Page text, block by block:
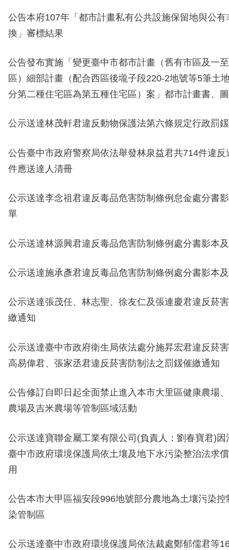
公告本府107年「都市計畫私有公共設施保留地與公有
換」審標結果
公告發布實施「變更臺中市都市計畫（舊有市區及一
區）細部計畫（配合西區後壠子段220-2地號等5筆土
分第二種住宅區為第五種住宅區）案」都市計畫書、圖
公示送達林茂軒君違反動物保護法第六條規定行政罰
公告臺中市政府警察局依法舉發林泉益君共714件違反
件應送達人清冊
公示送達李念祖君違反毒品危害防制條例怠金處分書
單
公示送達林源興君違反毒品危害防制條例處分書影本
公示送達施承彥君違反毒品危害防制條例處分書影本
公示送達張茂任、林志聖、徐友仁及張連慶君違反菸
繳通知
公示送達臺中市政府衛生局依法處分施昇宏君違反菸
高易偉君、張家丞君違反菸害防制法之罰鍰催繳通知
公告修訂自即日起全面禁止進入本市大里區健康農場
農場及吉米農場等管制區域活動
公示送達寶聯金屬工業有限公司(負責人：劉春寶君)
臺中市政府環境保護局依土壤及地下水污染整治法求償
用
公告本市大甲區福安段996地號部分農地為土壤污染控
染管制區
公示送達臺中市政府環境保護局依法裁處鄭郁儒君等